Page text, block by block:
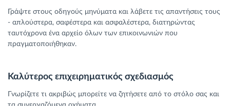
Γράψτε στους οδηγούς μηνύματα και λάβετε τις απαντήσεις τους
- απλούστερα, σαφέστερα και ασφαλέστερα, διατηρώντας
ταυτόχρονα ένα αρχείο όλων των επικοινωνιών που
πραγματοποιήθηκαν.
Καλύτερος επιχειρηματικός σχεδιασμός
Γνωρίζετε τι ακριβώς μπορείτε να ζητήσετε από το στόλο σας και